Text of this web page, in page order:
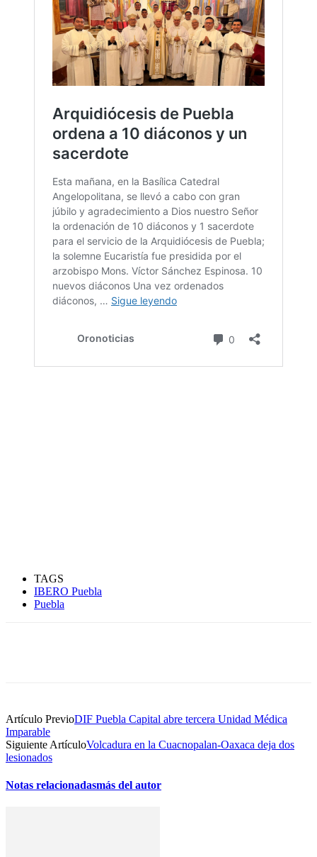
TAGS
IBERO Puebla
Puebla
Artículo PrevioDIF Puebla Capital abre tercera Unidad Médica
Imparable
Siguiente ArtículoVolcadura en la Cuacnopalan-Oaxaca deja dos
lesionados
Notas relacionadasmás del autor